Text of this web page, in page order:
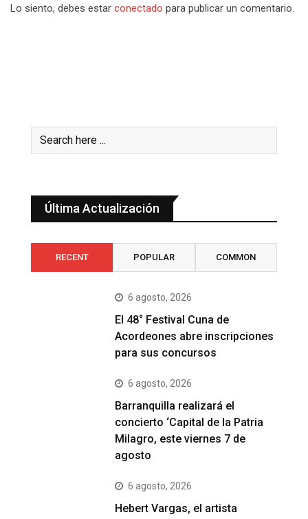
Lo siento, debes estar conectado para publicar un comentario.
Última Actualización
RECENT POPULAR COMMON
6 agosto, 2026
El 48° Festival Cuna de
Acordeones abre inscripciones
para sus concursos
6 agosto, 2026
Barranquilla realizará el
concierto ‘Capital de la Patria
Milagro, este viernes 7 de
agosto
6 agosto, 2026
Hebert Vargas, el artista